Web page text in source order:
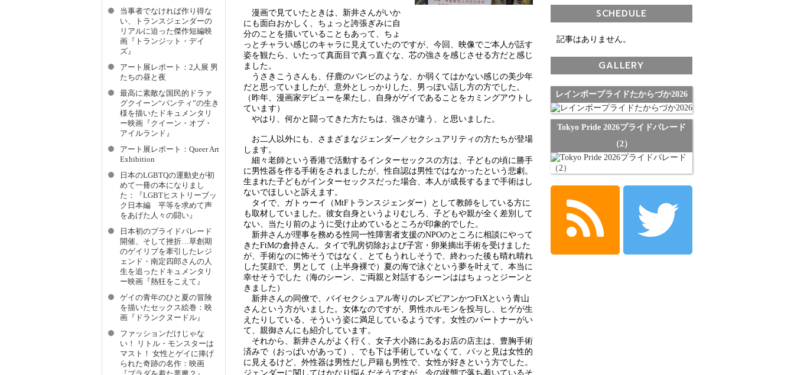
漫画で見ていたときは、新井さんがいか
にも面白おかしく、ちょっと誇張ぎみに自
分のことを描いていることもあって、ちょ
っとチャラい感じのキャラに見えていたのですが、今回、映像でご本人が話す
姿を観たら、いたって真面目で真っ直ぐな、芯の強さを感じさせる方だと感じ
ました。
うさきこうさんも、仔鹿のバンビのような、か弱くてはかない感じの美少年
だと思っていましたが、意外としっかりした、男っぽい話し方の方でした。
（昨年、漫画家デビューを果たし、自身がゲイであることをカミングアウトし
ています）
やはり、何かと闘ってきた方たちは、強さが違う、と思いました。
お二人以外にも、さまざまなジェンダー／セクシュアリティの方たちが登場
します。
細々老師という香港で活動するインターセックスの方は、子どもの頃に勝手
に男性器を作る手術をされましたが、性自認は男性ではなかったという悲劇。
生まれた子どもがインターセックスだった場合、本人が成長するまで手術はし
ないでほしいと訴えます。
タイで、ガトゥーイ（MtFトランスジェンダー）として教師をしている方に
も取材していました。彼女自身というよりむしろ、子どもや親が全く差別して
ない、当たり前のように受け止めているところが印象的でした。
新井さんが理事を務める性同一性障害者支援のNPOのところに相談にやって
きたFtMの倉持さん。タイで乳房切除および子宮・卵巣摘出手術を受けました
が、手術なのに怖そうではなく、とてもうれしそうで、終わった後も晴れ晴れ
した笑顔で、男として（上半身裸で）夏の海で泳ぐという夢を叶えて、本当に
幸せそうでした（海のシーン、ご両親と対話するシーンははちょっとジーンと
きました）
新井さんの同僚で、バイセクシュアル寄りのレズビアンかつFtXという青山
さんという方がいました。女体なのですが、男性ホルモンを投与し、ヒゲが生
えたりしている、そういう姿に満足しているようです。女性のパートナーがい
て、親御さんにも紹介しています。
それから、新井さんがよく行く、女子大小路にあるお店の店主は、豊胸手術
済みで（おっぱいがあって）、でも下は手術していなくて、パッと見は女性的
に見えるけど、外性器は男性だし戸籍も男性で、女性が好きという方でした。
ジェンダーに関してはかなり悩んだそうですが、今の状態で落ち着いているそ
当事者でなければ作り得な
い、トランスジェンダーの
リアルに迫った傑作短編映
画『トランジット・デイ
ズ』
アート展レポート：2人展 男
たちの昼と夜
最高に素敵な国⺠的ドラァ
グクイーン“パンティ”の生き
様を描いたドキュメンタリ
ー映画『クイーン・オブ・
アイルランド』
アート展レポート：Queer Art
Exhibition
日本のLGBTQの運動史が初
めて一冊の本になりまし
た：『LGBTヒストリーブッ
ク日本編 平等を求めて声
をあげた人々の闘い』
日本初のプライドパレード
開催、そして挫折…草創期
のゲイリブを牽引したレジ
ェンド・南定四郎さんの人
生を追ったドキュメンタリ
ー映画『熱狂をこえて』
ゲイの青年のひと夏の冒険
を描いたセックス絵巻：映
画『ドランクヌードル』
ファッションだけじゃな
い！ リトル・モンスターは
マスト！ 女性とゲイに捧げ
られた奇跡の名作：映画
SCHEDULE
記事はありません。
GALLERY
レインボープライドたからづか2026
Tokyo Pride 2026プライドパレード
（2）